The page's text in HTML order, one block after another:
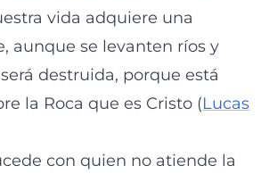
vida adquiere una
aunque se levanten ríos y
destruida, porque está
la Roca que es Cristo (Lucas
con quien no atiende la